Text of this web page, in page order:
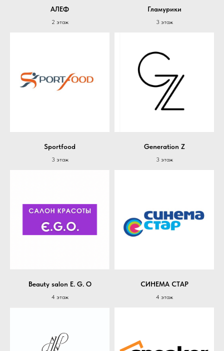
АЛЕФ
2 этаж
Гламурики
3 этаж
Sportfood
3 этаж
Generation Z
3 этаж
Beauty salon E. G. O
4 этаж
СИНЕМА СТАР
4 этаж